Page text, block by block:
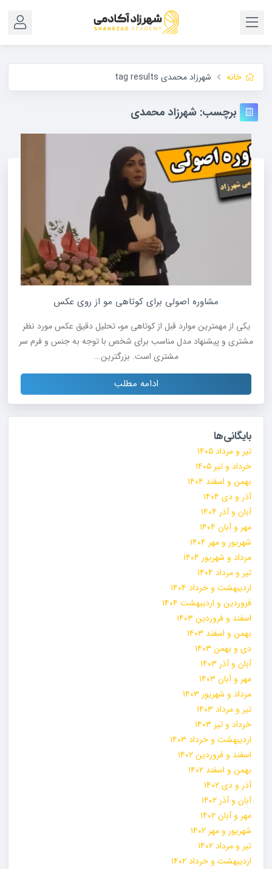
خانه شهرزاد محمدی tag results
برچسب: شهرزاد محمدی
مشاوره اصولی برای کوتاهی مو از روی عکس
یکی از مهمترین موارد قبل از کوتاهی مو، تحلیل دقیق عکس مورد نظر
مشتری و پیشنهاد مدل مناسب برای شخص با توجه به جنس و فرم سر
مشتری است. بزرگترین...
ادامه مطلب
بایگانی‌ها
تیر و مرداد ۱۴۰۵
خرداد و تیر ۱۴۰۵
بهمن و اسفند ۱۴۰۴
آذر و دی ۱۴۰۴
آبان و آذر ۱۴۰۴
مهر و آبان ۱۴۰۴
شهریور و مهر ۱۴۰۴
مرداد و شهریور ۱۴۰۴
تیر و مرداد ۱۴۰۴
اردیبهشت و خرداد ۱۴۰۴
فروردین و اردیبهشت ۱۴۰۴
اسفند و فروردین ۱۴۰۳
بهمن و اسفند ۱۴۰۳
دی و بهمن ۱۴۰۳
آبان و آذر ۱۴۰۳
مهر و آبان ۱۴۰۳
مرداد و شهریور ۱۴۰۳
تیر و مرداد ۱۴۰۳
خرداد و تیر ۱۴۰۳
اردیبهشت و خرداد ۱۴۰۳
اسفند و فروردین ۱۴۰۲
بهمن و اسفند ۱۴۰۲
آذر و دی ۱۴۰۲
آبان و آذر ۱۴۰۲
مهر و آبان ۱۴۰۲
شهریور و مهر ۱۴۰۲
تیر و مرداد ۱۴۰۲
اردیبهشت و خرداد ۱۴۰۲